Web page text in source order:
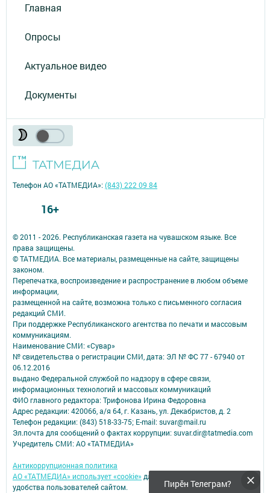
Главная
Опросы
Актуальное видео
Документы
Пирӗн Телеграм?
© 2011 - 2026. Республиканская газета на чувашском языке. Все
права защищены.
© ТАТМЕДИА. Все материалы, размещенные на сайте, защищены
законом.
Перепечатка, воспроизведение и распространение в любом объеме
информации,
размещенной на сайте, возможна только с письменного согласия
редакций СМИ.
При поддержке Республиканского агентства по печати и массовым
коммуникациям.
Наименование СМИ: «Сувар»
№ свидетельства о регистрации СМИ, дата: ЭЛ № ФС 77 - 67940 от
06.12.2016
выдано Федеральной службой по надзору в сфере связи,
информационных технологий и массовых коммуникаций
ФИО главного редактора: Трифонова Ирина Федоровна
Адрес редакции: 420066, а/я 64, г. Казань, ул. Декабристов, д. 2
Телефон редакции: (843) 518-33-75; E-mail: suvar@mail.ru
Эл.почта для сообщений о фактах коррупции: suvar.dir@tatmedia.com
Учредитель СМИ: АО «ТАТМЕДИА»
Антикоррупционная политика
АО «ТАТМЕДИА» использует «cookie»для персонализации сервисов и
удобства пользователей сайтом.
Телефон АО «ТАТМЕДИА»:(843) 222 09 84
16+